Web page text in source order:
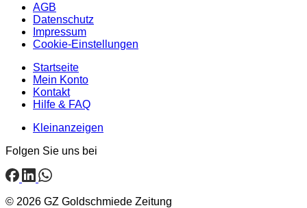
AGB
Datenschutz
Impressum
Cookie-Einstellungen
Startseite
Mein Konto
Kontakt
Hilfe & FAQ
Kleinanzeigen
Folgen Sie uns bei
© 2026 GZ Goldschmiede Zeitung